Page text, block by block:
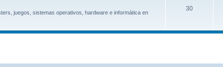
juegos, sistemas operativos, hardware e informática en
30